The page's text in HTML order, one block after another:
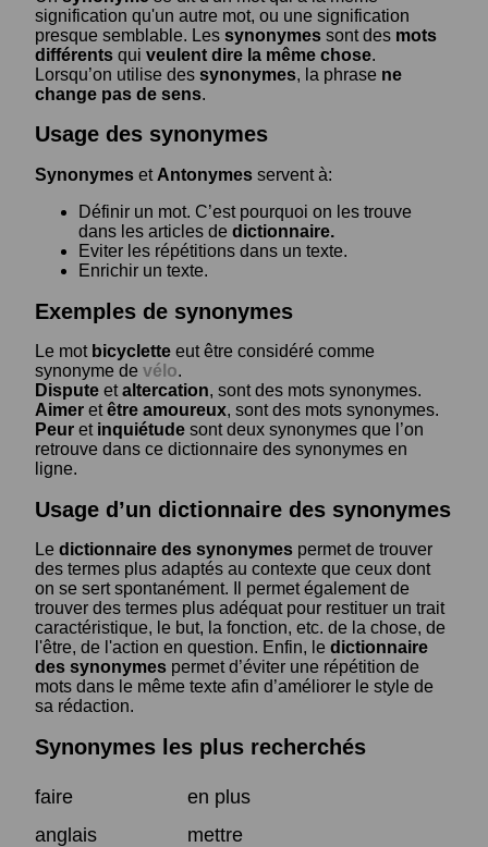
signification qu'un autre mot, ou une signification
presque semblable. Les synonymes sont des mots
différents qui veulent dire la même chose.
Lorsqu’on utilise des synonymes, la phrase ne
change pas de sens.
Usage des synonymes
Synonymes et Antonymes servent à:
Définir un mot. C’est pourquoi on les trouve
dans les articles de dictionnaire.
Eviter les répétitions dans un texte.
Enrichir un texte.
Exemples de synonymes
Le mot bicyclette eut être considéré comme
synonyme de vélo.
Dispute etaltercation, sont des mots synonymes.
Aimer etêtre amoureux, sont des mots synonymes.
Peur et inquiétude sont deux synonymes que l’on
retrouve dans ce dictionnaire des synonymes en
ligne.
Usage d’un dictionnaire des synonymes
Le dictionnaire des synonymes permet de trouver
des termes plus adaptés au contexte que ceux dont
on se sert spontanément. Il permet également de
trouver des termes plus adéquat pour restituer un trait
caractéristique, le but, la fonction, etc. de la chose, de
l'être, de l'action en question. Enfin, le dictionnaire
des synonymes permet d’éviter une répétition de
mots dans le même texte afin d’améliorer le style de
sa rédaction.
Synonymes les plus recherchés
faire
en plus
anglais
mettre